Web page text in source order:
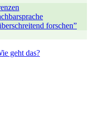
forschen”
geht das?